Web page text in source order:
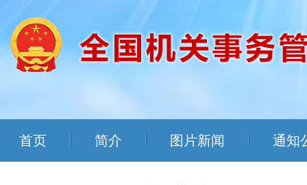
首页 简介 图片新闻 通知